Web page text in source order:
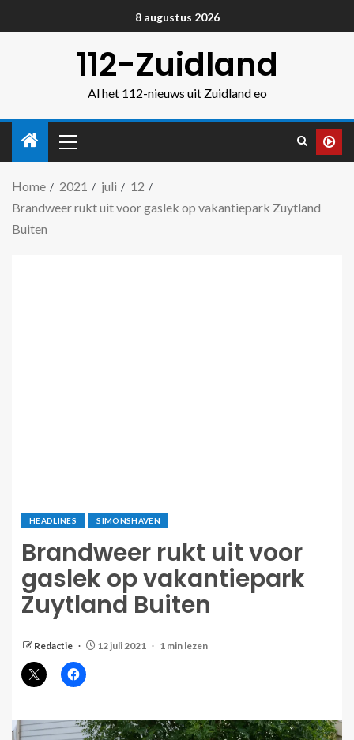
8 augustus 2026
112-Zuidland
Al het 112-nieuws uit Zuidland eo
Home 2021 juli
12
Brandweer rukt uit voor gaslek op vakantiepark Zuytland
Buiten
HEADLINES SIMONSHAVEN
Brandweer rukt uit voor
gaslek op vakantiepark
Zuytland Buiten
Redactie 12 juli 2021 1 min lezen